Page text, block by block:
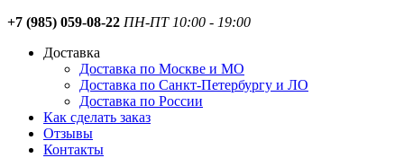
+7 (985) 059-08-22 ПН-ПТ 10:00 - 19:00
Доставка
Доставка по Москве и МО
Доставка по Санкт-Петербургу и ЛО
Доставка по России
Как сделать заказ
Отзывы
Контакты